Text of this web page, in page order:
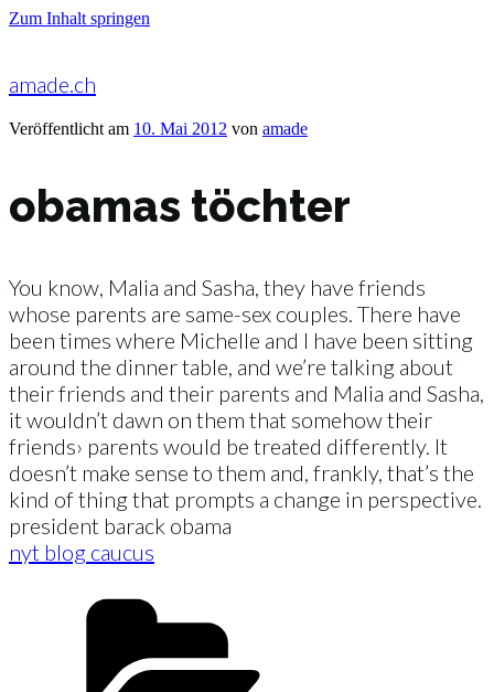
Zum Inhalt springen
amade.ch
Veröffentlicht am 10. Mai 2012 von amade
obamas töchter
You know, Malia and Sasha, they have friends
whose parents are same-sex couples. There have
been times where Michelle and I have been sitting
around the dinner table, and we’re talking about
their friends and their parents and Malia and Sasha,
it wouldn’t dawn on them that somehow their
friends› parents would be treated differently. It
doesn’t make sense to them and, frankly, that’s the
kind of thing that prompts a change in perspective.
president barack obama
nyt blog caucus